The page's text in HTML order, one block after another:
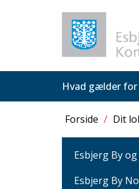
Hvad gælder for
Forside / Dit
Esbjerg By
Esbjerg By